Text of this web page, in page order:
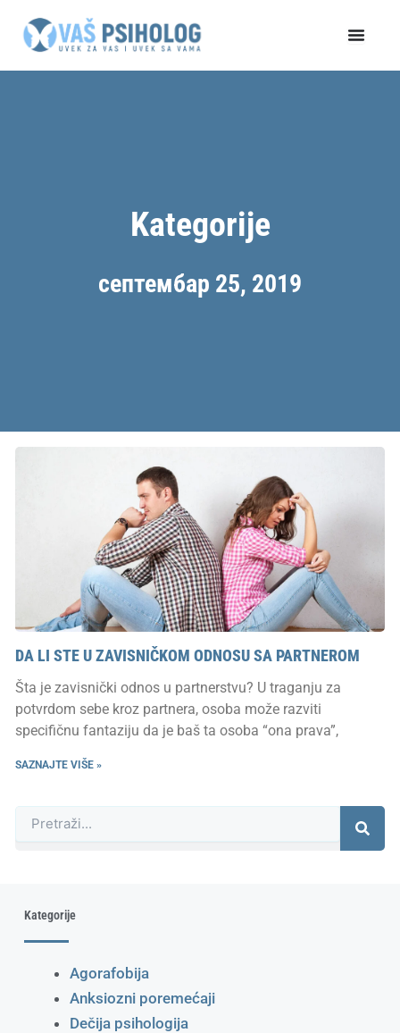
Kategorije
септембар 25, 2019
DA LI STE U ZAVISNIČKOM ODNOSU SA PARTNEROM
Šta je zavisnički odnos u partnerstvu? U traganju za
potvrdom sebe kroz partnera, osoba može razviti
specifičnu fantaziju da je baš ta osoba “ona prava”,
SAZNAJTE VIŠE »
Kategorije
Agorafobija
Anksiozni poremećaji
Dečija psihologija